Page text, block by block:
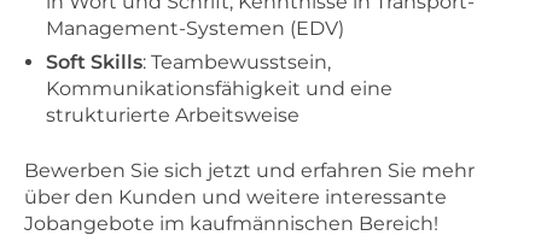
Management-Systemen (EDV)
Soft Skills: Teambewusstsein,
Kommunikationsfähigkeit und eine
strukturierte Arbeitsweise
Bewerben Sie sich jetzt und erfahren Sie mehr
über den Kunden und weitere interessante
Jobangebote im kaufmännischen Bereich!